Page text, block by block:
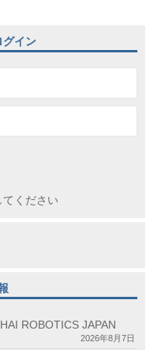
グイン
ください
ROBOTICS JAPAN
2026年8月7日